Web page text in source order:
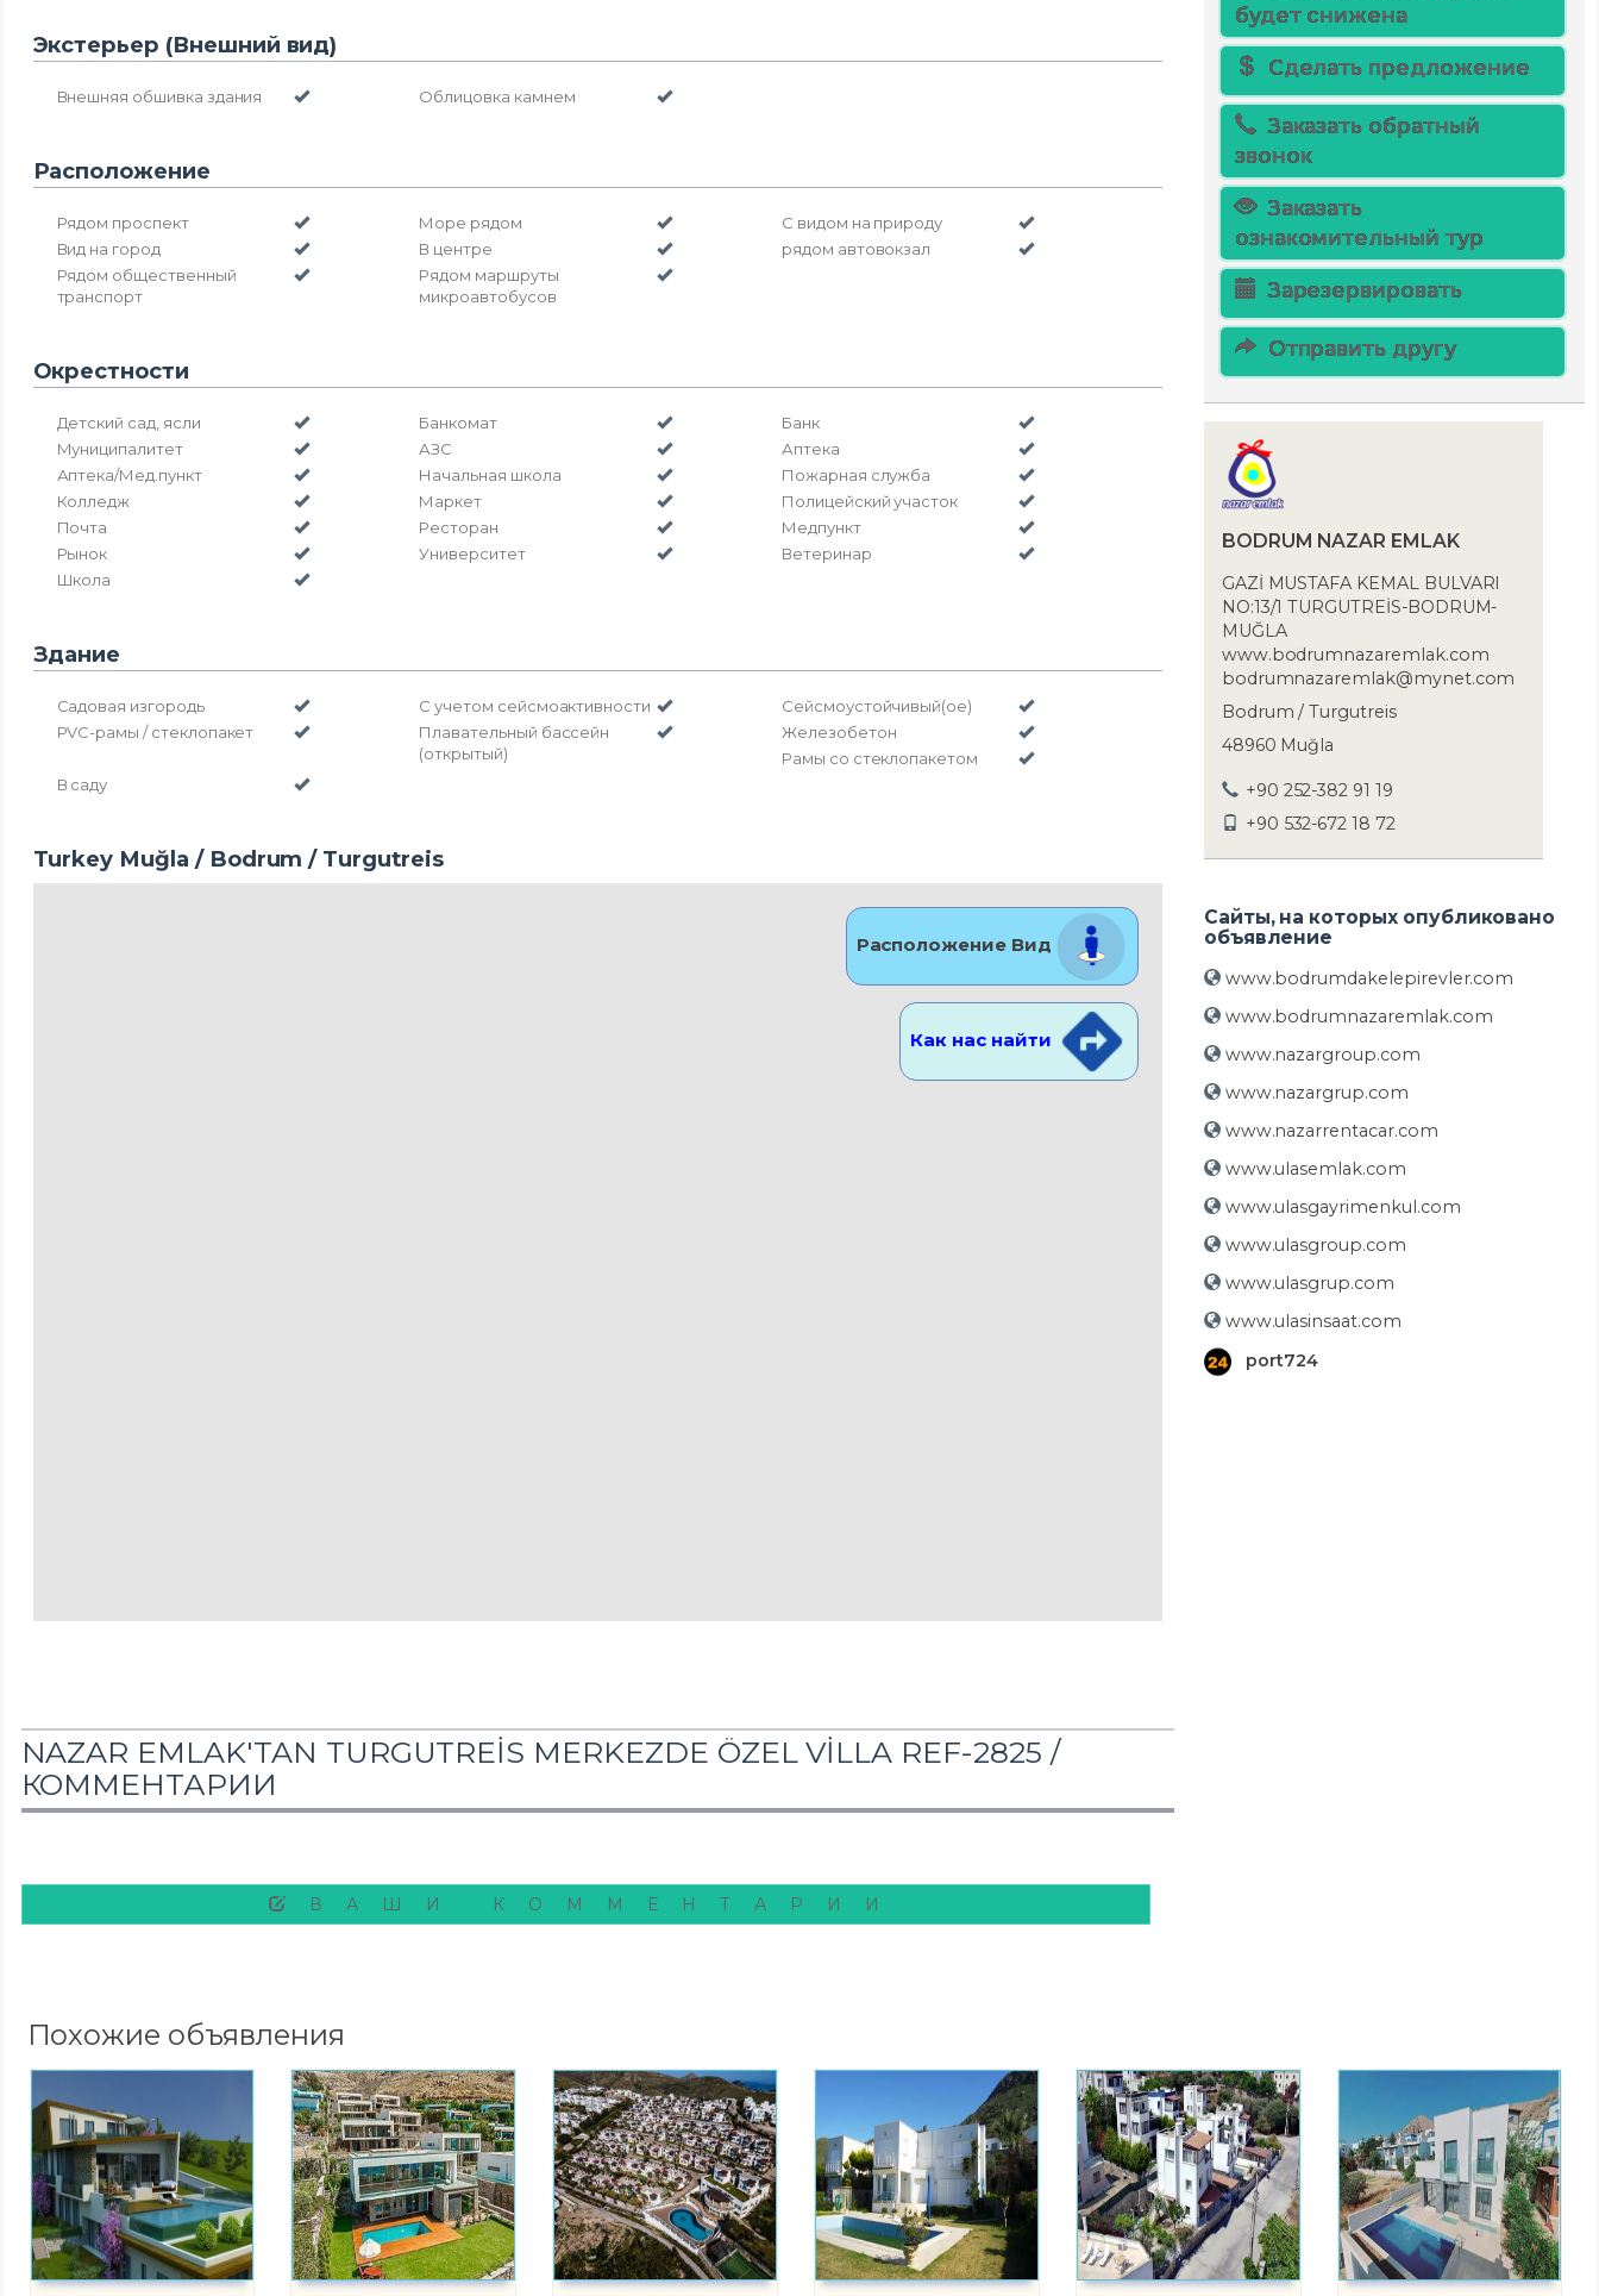
Экстерьер (Внешний вид)
Внешняя обшивка здания Облицовка камнем
Расположение
Рядом проспект Море рядом
С видом на природу
Вид на город
В центре
рядом автовокзал
Рядом общественный
транспорт
Рядом маршруты
микроавтобусов
Окрестности
Детский сад, ясли Банкомат
Банк
Муниципалитет
АЗС
Аптека
Аптека/Мед.пункт
Начальная школа
Пожарная служба
Колледж
Маркет
Полицейский участок
Почта
Ресторан
Медпункт
Рынок
Университет
Ветеринар
Школа
Здание
Садовая изгородь С учетом сейсмоактивности
Сейсмоустойчивый(ое)
PVC-рамы / стеклопакет
Плавательный бассейн
(открытый)
Железобетон
Рамы со стеклопакетом
В саду
Turkey Muğla / Bodrum / Turgutreis
Расположение Вид
Как нас найти
NAZAR EMLAK'TAN TURGUTREİS MERKEZDE ÖZEL VİLLA REF-2825 /
КОММЕНТАРИИ
ВАШИ КОММЕНТАРИИ
будет снижена
Сделать предложение
Заказать обратный
звонок
Заказать
ознакомительный тур
Зарезервировать
Отправить другу
BODRUM NAZAR EMLAK
GAZİ MUSTAFA KEMAL BULVARI
NO:13/1 TURGUTREİS-BODRUM-
MUĞLA
www.bodrumnazaremlak.com
bodrumnazaremlak@mynet.com
Bodrum / Turgutreis
48960 Muğla
+90 252-382 91 19
+90 532-672 18 72
Сайты, на которых опубликовано
объявление
www.bodrumdakelepirevler.com
www.bodrumnazaremlak.com
www.nazargroup.com
www.nazargrup.com
www.nazarrentacar.com
www.ulasemlak.com
www.ulasgayrimenkul.com
www.ulasgroup.com
www.ulasgrup.com
www.ulasinsaat.com
port724
Похожие объявления